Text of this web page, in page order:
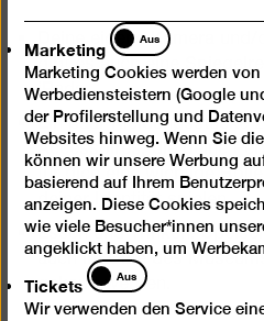
Deine eigene Kamera
gibt es auch eine
iPads.
Ein paar Kleidungsstücke
Accessoires, die deine
für dich eine wichtige Rolle
deiner Identität spielen.
Essen und Trinken.
auch im Café des
gekauft werden.
Marketing
Marketing
Aus
Marketing Cookies werden von
Werbediensteistern (Google
der Profilerstellung und
Websites hinweg. Wenn Sie
können wir unsere Werbung
basierend auf Ihrem
anzeigen. Diese Cookies
wie viele Besucher*innen
angeklickt haben, um
Tickets
Tickets
Aus
Wir verwenden den Service